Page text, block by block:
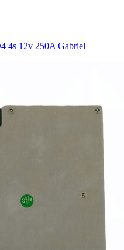
4s 12v 250A Gabriel